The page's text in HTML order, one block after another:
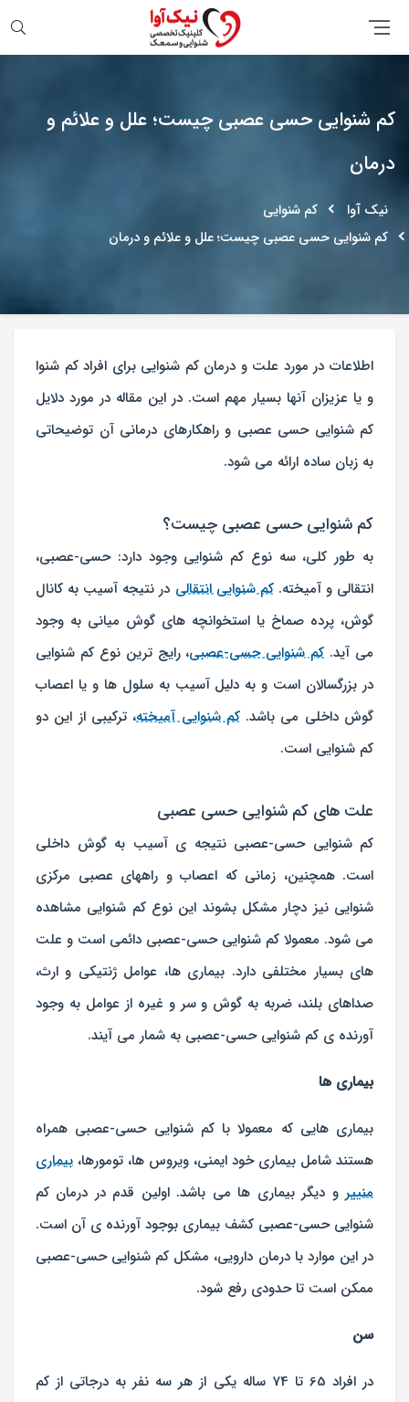
کم شنوایی حسی عصبی چیست؛ علل و علائم و
درمان
نیک آوا
کم شنوایی
کم شنوایی حسی عصبی چیست؛ علل و علائم و درمان
اطلاعات در مورد علت و درمان کم شنوایی برای افراد کم شنوا
و یا عزیزان آنها بسیار مهم است. در این مقاله در مورد دلایل
کم شنوایی حسی عصبی و راهکارهای درمانی آن توضیحاتی
به زبان ساده ارائه می شود.
کم شنوایی حسی عصبی چیست؟
به طور کلی، سه نوع کم شنوایی وجود دارد: حسی-عصبی،
انتقالی و آمیخته.کم شنوایی انتقالی در نتیجه آسیب به کانال
گوش، پرده صماخ یا استخوانچه های گوش میانی به وجود
می آید. کم شنوایی حسی-عصبی، رایج ترین نوع کم شنوایی
در بزرگسالان است و به دلیل آسیب به سلول ها و یا اعصاب
گوش داخلی می باشد.کم شنوایی آمیخته، ترکیبی از این دو
کم شنوایی است.
علت های کم شنوایی حسی عصبی
کم شنوایی حسی-عصبی نتیجه ی آسیب به گوش داخلی
است. همچنین، زمانی که اعصاب و راههای عصبی مرکزی
شنوایی نیز دچار مشکل بشوند این نوع کم شنوایی مشاهده
می شود. معمولا کم شنوایی حسی-عصبی دائمی است و علت
های بسیار مختلفی دارد. بیماری ها، عوامل ژنتیکی و ارث،
صداهای بلند، ضربه به گوش و سر و غیره از عوامل به وجود
آورنده ی کم شنوایی حسی-عصبی به شمار می آیند.
بیماری ها
بیماری هایی که معمولا با کم شنوایی حسی-عصبی همراه
هستند شامل بیماری خود ایمنی، ویروس ها، تومورها، بیماری
منییر و دیگر بیماری ها می باشد. اولین قدم در درمان کم
شنوایی حسی-عصبی کشف بیماری بوجود آورنده ی آن است.
در این موارد با درمان دارویی، مشکل کم شنوایی حسی-عصبی
ممکن است تا حدودی رفع شود.
سن
در افراد 65 تا 74 ساله یکی از هر سه نفر به درجاتی از کم